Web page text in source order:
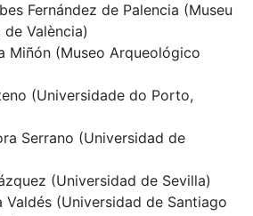
Fernández de Palencia (Museu
València)
Miñón (Museo Arqueológico
(Universidade do Porto,
Serrano (Universidad de
(Universidad de Sevilla)
Valdés (Universidad de Santiago